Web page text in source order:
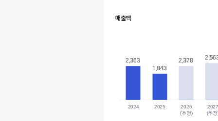
매출액
2,363
2,363
1,843
1,843
2,378
2,378
2024 2025
2026
(추정)
(추